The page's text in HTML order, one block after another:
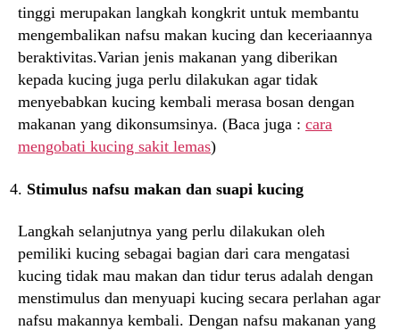
tinggi merupakan langkah kongkrit untuk membantu
mengembalikan nafsu makan kucing dan keceriaannya
beraktivitas.Varian jenis makanan yang diberikan
kepada kucing juga perlu dilakukan agar tidak
menyebabkan kucing kembali merasa bosan dengan
makanan yang dikonsumsinya. (Baca juga : cara
mengobati kucing sakit lemas)
Stimulus nafsu makan dan suapi kucing
Langkah selanjutnya yang perlu dilakukan oleh
pemiliki kucing sebagai bagian dari cara mengatasi
kucing tidak mau makan dan tidur terus adalah dengan
menstimulus dan menyuapi kucing secara perlahan agar
nafsu makannya kembali. Dengan nafsu makanan yang